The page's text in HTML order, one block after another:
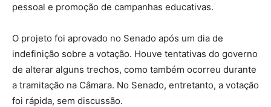
pessoal e promoção de campanhas educativas.
O projeto foi aprovado no Senado após um dia de
indefinição sobre a votação. Houve tentativas do governo
de alterar alguns trechos, como também ocorreu durante
a tramitação na Câmara. No Senado, entretanto, a votação
foi rápida, sem discussão.